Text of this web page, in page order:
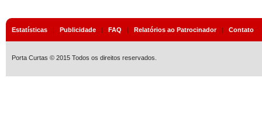
Estatísticas | Publicidade | FAQ | Relatórios ao Patrocinador| Contato
Porta Curtas © 2015 Todos os direitos reservados.